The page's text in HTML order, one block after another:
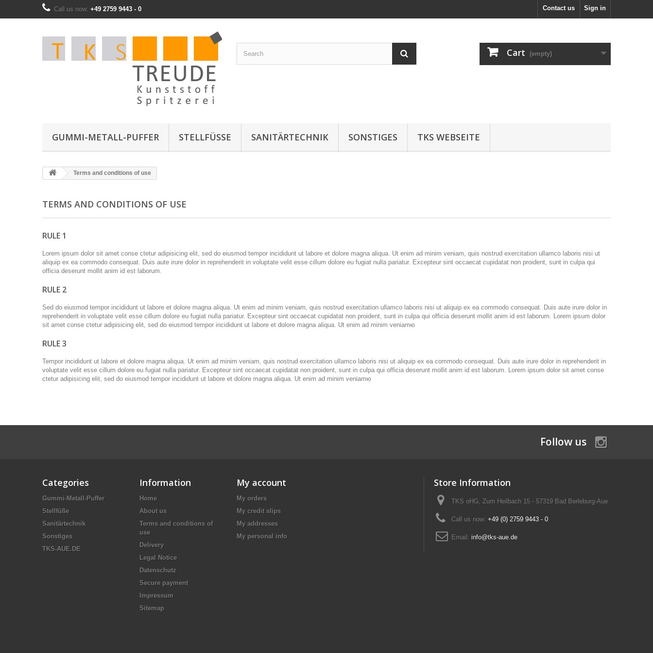
Sign in
Contact us
Call us now: +49 2759 9443 - 0
Cart (empty)
GUMMI-METALL-PUFFER STELLFÜSSE SANITÄRTECHNIK SONSTIGES TKS WEBSEITE
Terms and conditions of use
TERMS AND CONDITIONS OF USE
RULE 1
Lorem ipsum dolor sit amet conse ctetur adipisicing elit, sed do eiusmod tempor incididunt ut labore et dolore magna aliqua. Ut enim ad minim veniam, quis nostrud exercitation ullamco laboris nisi ut
aliquip ex ea commodo consequat. Duis aute irure dolor in reprehenderit in voluptate velit esse cillum dolore eu fugiat nulla pariatur. Excepteur sint occaecat cupidatat non proident, sunt in culpa qui
officia deserunt mollit anim id est laborum.
RULE 2
Sed do eiusmod tempor incididunt ut labore et dolore magna aliqua. Ut enim ad minim veniam, quis nostrud exercitation ullamco laboris nisi ut aliquip ex ea commodo consequat. Duis aute irure dolor in
reprehenderit in voluptate velit esse cillum dolore eu fugiat nulla pariatur. Excepteur sint occaecat cupidatat non proident, sunt in culpa qui officia deserunt mollit anim id est laborum. Lorem ipsum dolor
sit amet conse ctetur adipisicing elit, sed do eiusmod tempor incididunt ut labore et dolore magna aliqua. Ut enim ad minim veniamю
RULE 3
Tempor incididunt ut labore et dolore magna aliqua. Ut enim ad minim veniam, quis nostrud exercitation ullamco laboris nisi ut aliquip ex ea commodo consequat. Duis aute irure dolor in reprehenderit in
voluptate velit esse cillum dolore eu fugiat nulla pariatur. Excepteur sint occaecat cupidatat non proident, sunt in culpa qui officia deserunt mollit anim id est laborum. Lorem ipsum dolor sit amet conse
ctetur adipisicing elit, sed do eiusmod tempor incididunt ut labore et dolore magna aliqua. Ut enim ad minim veniamю
Follow us
Categories
Gummi-Metall-Puffer
Stellfüße
Sanitärtechnik
Sonstiges
TKS-AUE.DE
Information
Home
About us
Terms and conditions of
use
Delivery
Legal Notice
Datenschutz
Secure payment
Impressum
Sitemap
My account
My orders
My credit slips
My addresses
My personal info
Store Information
TKS oHG, Zum Heilbach 15 - 57319 Bad Berleburg-Aue
Call us now: +49 (0) 2759 9443 - 0
Email: info@tks-aue.de